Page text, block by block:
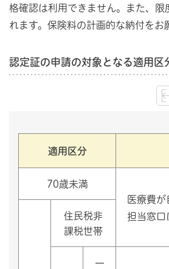
格確認は利用できません。また、限
れます。保険料の計画的な納付をお
認定証の申請の対象となる適用区
適用区分
70歳未満
医療費
担当窓口
住民税非
課税世帯
一